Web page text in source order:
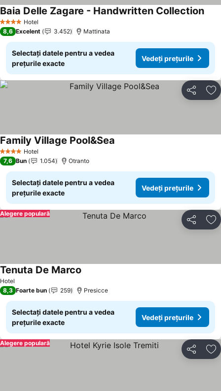
4 Stele Hotel
Baia Delle Zagare - Handwritten Collection
8,6 Excelent 3.452 Mattinata
Selectați datele pentru a vedea
prețurile exacte
Vedeți prețurile
Distribuiți
4 Stele Hotel
Family Village Pool&Sea
7,6 Bun 1.054 Otranto
Selectați datele pentru a vedea
prețurile exacte
Vedeți prețurile
Distribuiți
Alegere populară
Hotel
Tenuta De Marco
8,3 Foarte bun 259 Presicce
Selectați datele pentru a vedea
prețurile exacte
Vedeți prețurile
Distribuiți
Alegere populară